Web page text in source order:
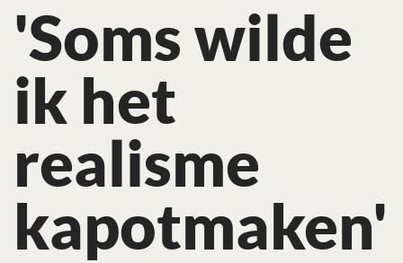
'Soms wilde
ik het
realisme
kapotmaken'